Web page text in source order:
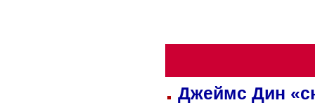
Джеймс Дин